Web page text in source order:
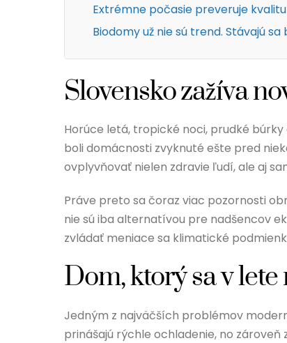
Extrémne počasie preveruje
Biodomy už nie sú trend. Stávajú
Slovensko zažíva
Horúce letá, tropické noci, prudké búrky
boli domácnosti zvyknuté ešte pred
ovplyvňovať nielen zdravie ľudí, ale aj
Práve preto sa čoraz viac pozornosti
nie sú iba alternatívou pre nadšencov
zvládať meniace sa klimatické
Dom, ktorý sa v
Jedným z najväčších problémov
prinášajú rýchle ochladenie, no